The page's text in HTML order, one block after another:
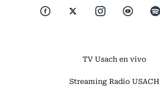
TV Usach en vivo
Streaming Radio USACH